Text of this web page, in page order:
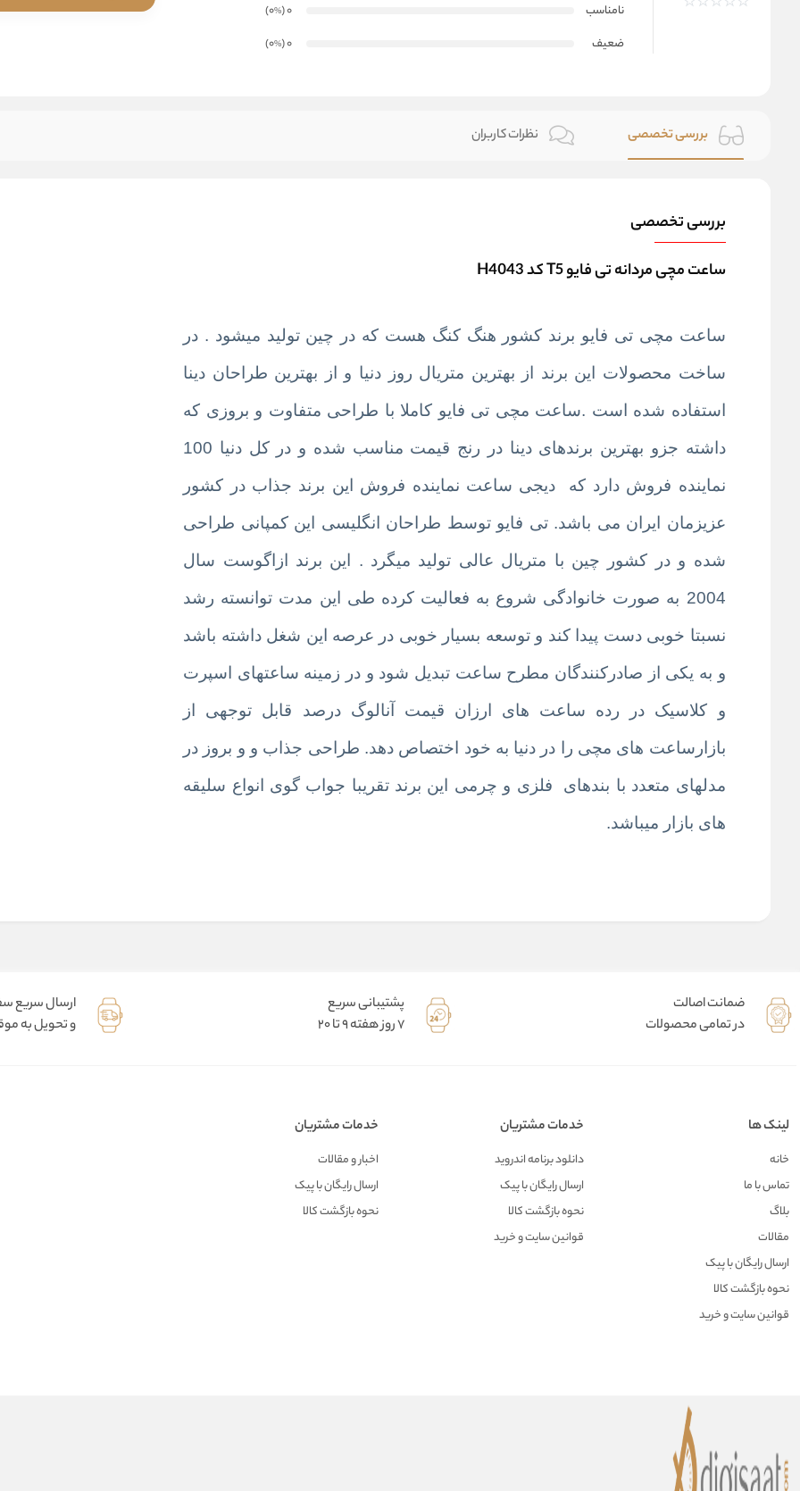
نامناسب
0
(0
%
)
ضعیف
0
(0
%
)
بررسی تخصصی نظرات کاربران
بررسی تخصصی
ساعت مچی مردانه تی فایو T5 کد H4043
ساعت مچی تی فایو برند کشور هنگ کنگ هست که در چین تولید میشود . در
ساخت محصولات این برند از بهترین متریال روز دنیا و از بهترین طراحان دینا
استفاده شده است .ساعت مچی تی فایو کاملا با طراحی متفاوت و بروزی که
داشته جزو بهترین برندهای دینا در رنج قیمت مناسب شده و در کل دنیا 100
نماینده فروش دارد که
دیجی ساعت نماینده فروش این برند جذاب در کشور
عزیزمان ایران می باشد. تی فایو توسط طراحان انگلیسی این کمپانی طراحی
شده و در کشور چین با متریال عالی تولید میگرد . این برند ازاگوست سال
2004 به صورت خانوادگی شروع به فعالیت کرده طی این مدت توانسته رشد
نسبتا خوبی دست پیدا کند و توسعه بسیار خوبی در عرصه این شغل داشته باشد
و به یکی از صادرکنندگان مطرح ساعت تبدیل شود و در زمینه ساعتهای اسپرت
و کلاسیک در رده ساعت های ارزان قیمت آنالوگ درصد قابل توجهی از
بازارساعت های مچی را در دنیا به خود اختصاص دهد. طراحی جذاب و و بروز در
مدلهای متعدد با بندهای فلزی و چرمی این برند تقریبا جواب گوی انواع سلیقه
های بازار میباشد.
ضمانت اصالت
در تمامی محصولات
پشتیبانی سریع
7 روز هفته 9 تا 20
ارسال سریع
و تحویل به
لینک ها
خانه
تماس با ما
بلاگ
مقالات
ارسال رایگان با پیک
نحوه بازگشت کالا
قوانین سایت و خرید
خدمات مشتریان
دانلود برنامه اندروید
ارسال رایگان با پیک
نحوه بازگشت کالا
قوانین سایت و خرید
خدمات مشتریان
اخبار و مقالات
ارسال رایگان با پیک
نحوه بازگشت کالا